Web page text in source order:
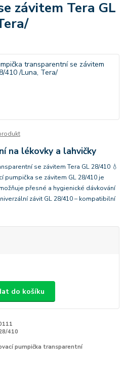
závitem Tera GL
na lékovky a lahvičky
se závitem Tera GL 28/410 💧
pumpička se závitem GL 28/410 je
přesné a hygienické dávkování
závit GL 28/410 – kompatibilní
do košíku
410
pumpička transparentní